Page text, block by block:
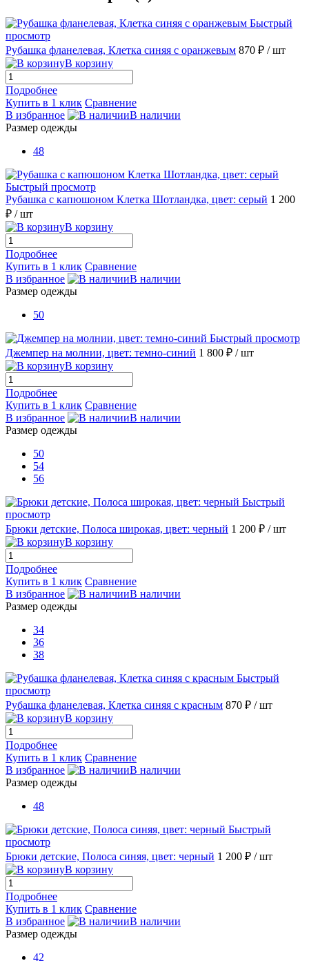
Быстрый
просмотр
Рубашка фланелевая, Клетка синяя с оранжевым 870 ₽ / шт
В корзину
Подробнее
Купить в 1 клик Сравнение
В избранное
В наличии
Размер одежды
48
Быстрый просмотр
Рубашка с капюшоном Клетка Шотландка, цвет: серый 1 200
₽ / шт
В корзину
Подробнее
Купить в 1 клик Сравнение
В избранное
В наличии
Размер одежды
50
Быстрый просмотр
Джемпер на молнии, цвет: темно-синий 1 800 ₽ / шт
В корзину
Подробнее
Купить в 1 клик Сравнение
В избранное
В наличии
Размер одежды
50
54
56
Быстрый
просмотр
Брюки детские, Полоса широкая, цвет: черный 1 200 ₽ / шт
В корзину
Подробнее
Купить в 1 клик Сравнение
В избранное
В наличии
Размер одежды
34
36
38
Быстрый
просмотр
Рубашка фланелевая, Клетка синяя с красным 870 ₽ / шт
В корзину
Подробнее
Купить в 1 клик Сравнение
В избранное
В наличии
Размер одежды
48
Быстрый
просмотр
Брюки детские, Полоса синяя, цвет: черный 1 200 ₽ / шт
В корзину
Подробнее
Купить в 1 клик Сравнение
В избранное
В наличии
Размер одежды
42